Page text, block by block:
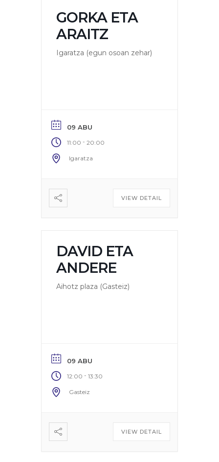
GORKA ETA
ARAITZ
Igaratza (egun osoan zehar)
09 ABU
11:00 - 20:00
Igaratza
VIEW DETAIL
DAVID ETA
ANDERE
Aihotz plaza (Gasteiz)
09 ABU
12:00 - 13:30
Gasteiz
VIEW DETAIL